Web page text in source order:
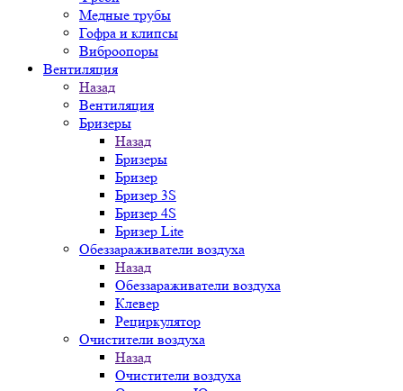
Медные трубы
Гофра и клипсы
Виброопоры
Вентиляция
Назад
Вентиляция
Бризеры
Назад
Бризеры
Бризер
Бризер 3S
Бризер 4S
Бризер Lite
Обеззараживатели воздуха
Назад
Обеззараживатели воздуха
Клевер
Рециркулятор
Очистители воздуха
Назад
Очистители воздуха